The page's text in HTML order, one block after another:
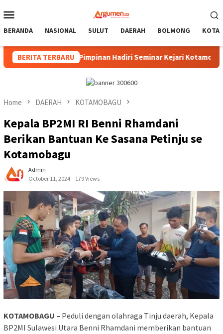
to
Menu
BERANDA NASIONAL SULUT DAERAH BOLMONG
BERITA TERBARU
Hukum, Pimpinan Hadiri Seminar Kejari Kotamobagu
Home DAERAH KOTAMOBAGU
Kepala BP2MI RI Benni Rhamdani
Berikan Bantuan Ke Sasana Petinju se
Kotamobagu
Admin
October 11, 2024
179 Views
KOTAMOBAGU – Peduli dengan olahraga Tinju daerah, Kepala
BP2MI Sulawesi Utara Benni Rhamdani memberikan bantuan